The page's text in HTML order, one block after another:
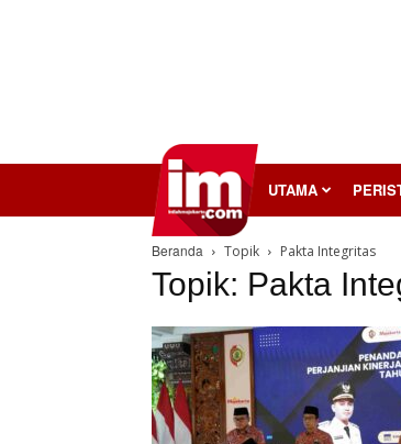
InilahMojokerto UTAMA
Beranda Topik Pakta Integritas
Topik: Pakta